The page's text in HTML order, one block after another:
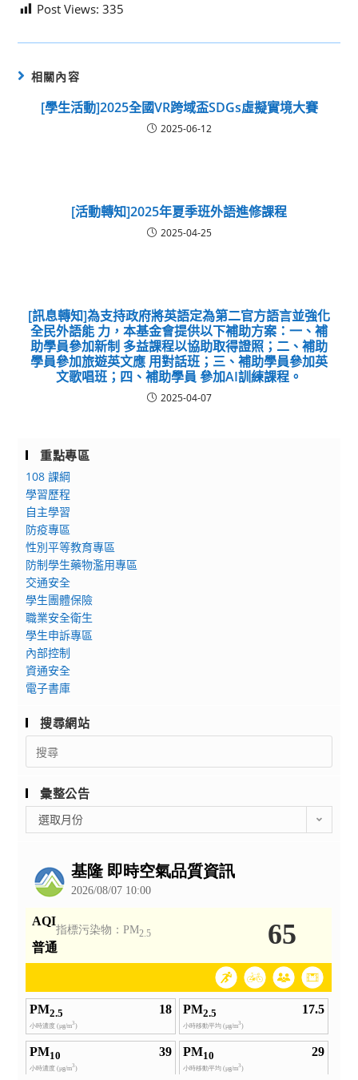
Post Views: 335
相關內容
[學生活動]2025全國VR跨域盃SDGs虛擬實境大賽
2025-06-12
[活動轉知]2025年夏季班外語進修課程
2025-04-25
[訊息轉知]為支持政府將英語定為第二官方語言並強化
全民外語能 力，本基金會提供以下補助方案：一、補
助學員參加新制 多益課程以協助取得證照；二、補助
學員參加旅遊英文應 用對話班；三、補助學員參加英
文歌唱班；四、補助學員 參加AI訓練課程。
2025-04-07
重點專區
108 課綱
學習歷程
自主學習
防疫專區
性別平等教育專區
防制學生藥物濫用專區
交通安全
學生團體保險
職業安全衛生
學生申訴專區
內部控制
資通安全
電子書庫
搜尋網站
Search
for:
彙整公告
整
選取月份